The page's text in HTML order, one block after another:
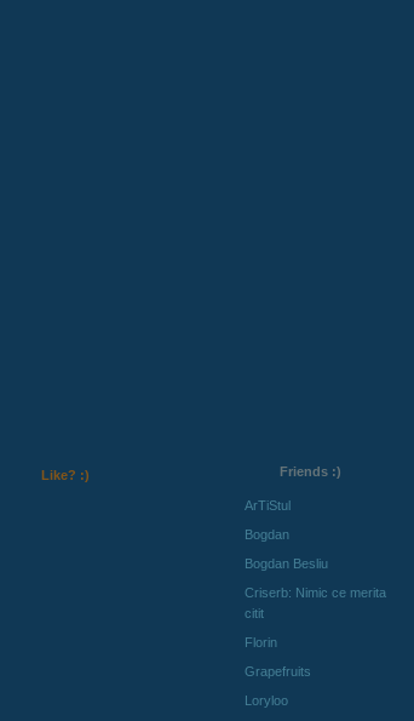
Like? :) Friends :)
ArTiStul
Bogdan
Bogdan Besliu
Criserb: Nimic ce merita
citit
Florin
Grapefruits
Loryloo